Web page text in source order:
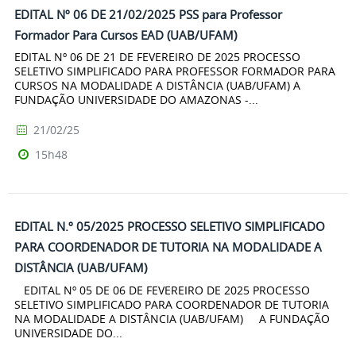
EDITAL Nº 06 DE 21/02/2025 PSS para Professor
Formador Para Cursos EAD (UAB/UFAM)
EDITAL Nº 06 DE 21 DE FEVEREIRO DE 2025 PROCESSO
SELETIVO SIMPLIFICADO PARA PROFESSOR FORMADOR PARA
CURSOS NA MODALIDADE A DISTÂNCIA (UAB/UFAM) A
FUNDAÇÃO UNIVERSIDADE DO AMAZONAS -...
21/02/25
15h48
EDITAL N.º 05/2025 PROCESSO SELETIVO SIMPLIFICADO
PARA COORDENADOR DE TUTORIA NA MODALIDADE A
DISTÂNCIA (UAB/UFAM)
EDITAL Nº 05 DE 06 DE FEVEREIRO DE 2025 PROCESSO
SELETIVO SIMPLIFICADO PARA COORDENADOR DE TUTORIA
NA MODALIDADE A DISTÂNCIA (UAB/UFAM) A FUNDAÇÃO
UNIVERSIDADE DO...